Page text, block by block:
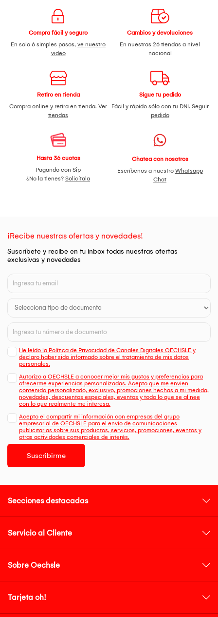
Compra fácil y seguro
En solo 6 simples pasos, ve nuestro
video
Cambios y devoluciones
En nuestras 26 tiendas a nivel
nacional
Retiro en tienda
Compra online y retira en tienda. Ver
tiendas
Sigue tu pedido
Fácil y rápido sólo con tu DNI. Seguir
pedido
Hasta 36 cuotas
Pagando con Sip
¿No la tienes? Solicítala
Chatea con nosotros
Escríbenos a nuestro Whatsapp
Chat
¡Recibe nuestras ofertas y novedades!
Suscríbete y recibe en tu inbox todas nuestras ofertas
exclusivas y novedades
He leído la Política de Privacidad de Canales Digitales OECHSLE y
declaro haber sido informado sobre el tratamiento de mis datos
personales.
Autorizo a OECHSLE a conocer mejor mis gustos y preferencias para
ofrecerme experiencias personalizadas. Acepto que me envien
contenido personalizado, exclusivo, promociones hechas a mi medida,
novedades, descuentos especiales, eventos y todo lo que se alinee
con lo que realmente me interesa.
Acepto el compartir mi información con empresas del grupo
empresarial de OECHSLE para el envío de comunicaciones
publicitarias sobre sus productos, servicios, promociones, eventos y
otras actividades comerciales de interés.
Suscribirme
Secciones destacadas
Servicio al Cliente
Sobre Oechsle
Tarjeta oh!